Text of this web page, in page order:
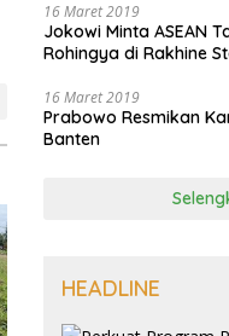
16 Maret 2019
Jokowi Minta ASEAN
Rohingya di Rakhine
16 Maret 2019
Prabowo Resmikan
Banten
HEADLINE